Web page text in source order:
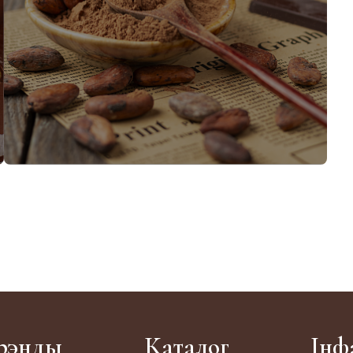
Какао-порошок
Каталог